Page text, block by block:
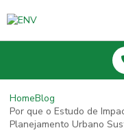
HomeBlog
Por que o Estudo de
Planejamento Urbano